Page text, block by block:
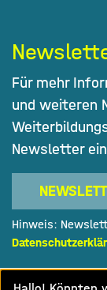
Für mehr
und weiteren
Newsletter
Hinweis: